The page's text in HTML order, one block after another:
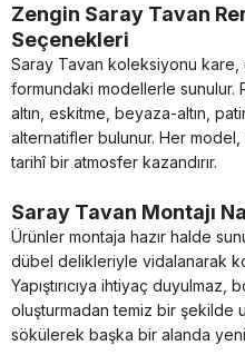
Zengin Saray Tavan
Seçenekleri
Saray Tavan koleksiyonu kare,
formundaki modellerle sunulur.
altın, eskitme, beyaza-altın,
alternatifler bulunur. Her
tarihî bir atmosfer kazandırır.
Saray Tavan Montajı
Ürünler montaja hazır halde
dübel delikleriyle vidalanarak
Yapıştırıcıya ihtiyaç
oluşturmadan temiz bir şekilde
sökülerek başka bir alanda